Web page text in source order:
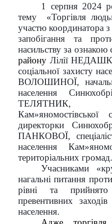
1 серпня 2024
тему «Торгівля
участю координатора
запобігання та
насильству за ознакою
району Лілії
соціальної захисту
ВОЛОШИНОЇ,
населення
ТЕЛЯТНИК,
Кам»яномостівської
директорки
ПАНКОВОЇ,
населення
територіальних громад.
Учасниками «
нагальні питання
рівні та
превентивних
населення.